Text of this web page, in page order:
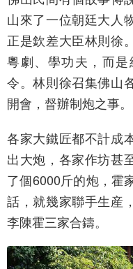
山來了一位朝廷大人
正是欽差大臣林則徐
粵劇、學功夫，而
令。林則徐召集佛山
開會，督辦制炮之事。
各家大鐵匠都不計成
出大炮，各家作坊甚
了個6000斤的炮，霍
話，就幾家聯手生産
李陳霍三家合鑄。